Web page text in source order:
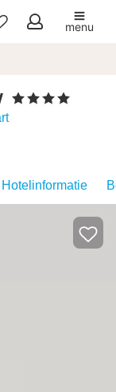
Mijn
menu
, 4 Sterren
Hotelinformatie